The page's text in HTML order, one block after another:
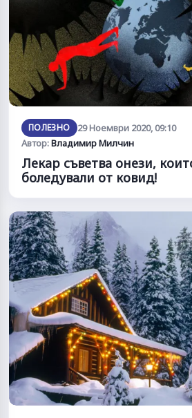
ПОЛЕЗНО
29 Ноември 2020, 09:10
Автор:Владимир Милчин
Лекар съветва онези,
боледували от ковид!